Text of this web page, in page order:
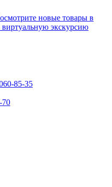
новые товары в
экскурсию
85-35
70